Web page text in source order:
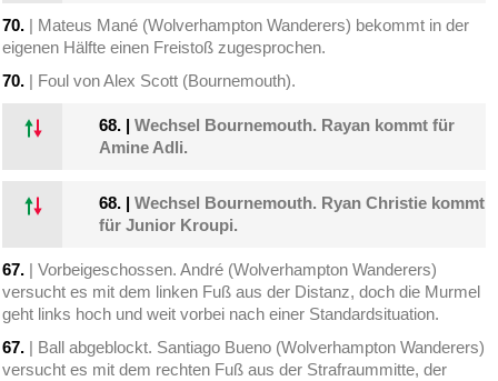
70. | Mateus Mané (Wolverhampton Wanderers) bekommt in der
eigenen Hälfte einen Freistoß zugesprochen.
70. | Foul von Alex Scott (Bournemouth).
68. |Wechsel Bournemouth. Rayan kommt für
Amine Adli.
68. |Wechsel Bournemouth. Ryan Christie kommt
für Junior Kroupi.
67. | Vorbeigeschossen. André (Wolverhampton Wanderers)
versucht es mit dem linken Fuß aus der Distanz, doch die Murmel
geht links hoch und weit vorbei nach einer Standardsituation.
67. | Ball abgeblockt. Santiago Bueno (Wolverhampton Wanderers)
versucht es mit dem rechten Fuß aus der Strafraummitte, der